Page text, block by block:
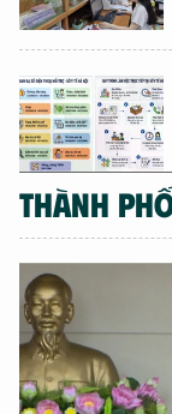
THÀNH